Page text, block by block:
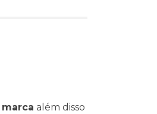
marca além disso